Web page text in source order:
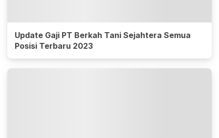
Update Gaji PT Berkah Tani Sejahtera Semua
Posisi Terbaru 2023